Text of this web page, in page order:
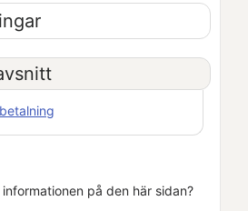
på den här sidan?